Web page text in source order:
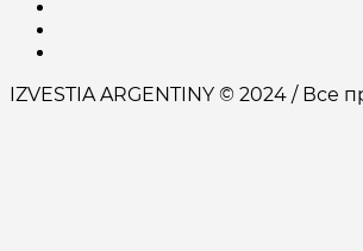
IZVESTIA ARGENTINY © 2024 / Все